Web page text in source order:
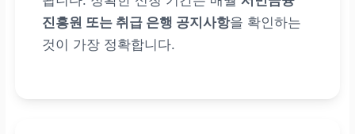
진흥원 또는 취급 은행 공지사항을 확인하는
것이 가장 정확합니다.